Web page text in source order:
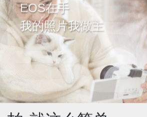
EOS在手
我的照片我做主